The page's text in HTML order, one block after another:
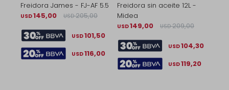
Freidora James - FJ-AF 5.5
USD145,00 USD 205,00
USD101,50
USD116,00
Freidora sin aceite 12L -
Midea
USD149,00 USD 209,00
USD104,30
USD119,20